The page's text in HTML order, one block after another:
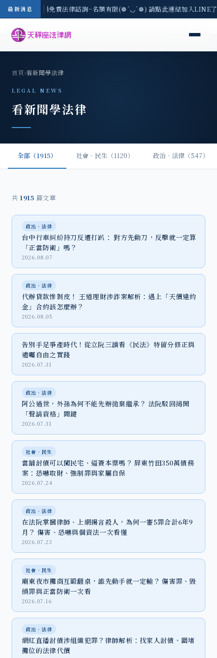
最新消息
-8/3(一) 現場免費法律諮詢~名額有限(❁´◡`❁) 請點此連結加入
首頁›看新聞學法律
LEGAL NEWS
看新聞學法律
全部（1915） 社會‧民生（1120） 政治‧法律（547）
共 1915 篇文章
政治‧法律
台中行車糾紛持刀反遭打趴： 對方先動刀，反擊就一定算
「正當防衛」嗎？
2026.08.07
政治‧法律
代辦貸款慘剝皮！ 王道理財涉詐案解析：遇上「天價違約
金」合約該怎麼辦？
2026.08.05
告別手足爭產時代！從立院三讀看《民法》特留分修正與
遺囑自由之實踐
2026.07.31
政治‧法律
阿公過世，外孫為何不能先辦拋棄繼承？ 法院駁回揭開
「聲請資格」關鍵
2026.07.31
社會‧民生
當舖討債可以闖民宅、逼簽本票嗎？ 屏東竹田350萬債務
案：恐嚇取財、強制罪與家屬自保
2026.07.24
政治‧法律
在法院掌摑律師、上網揚言殺人，為何一審5罪合計6年9
月？ 傷害、恐嚇與個資法一次看懂
2026.07.23
社會‧民生
廟東夜市攤商互毆翻桌，誰先動手就一定輸？ 傷害罪、毀
損罪與正當防衛一次看
2026.07.16
政治‧法律
網紅直播討債涉組織犯罪？律師解析：找家人討債、圍堵
攤位的法律代價